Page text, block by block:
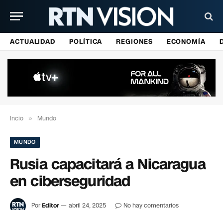
ACTUALIDAD POLÍTICA REGIONES ECONOMÍA
Incio » Mundo
MUNDO
Rusia capacitará a Nicaragua
en ciberseguridad
PorEditor abril 24, 2025
No hay comentarios